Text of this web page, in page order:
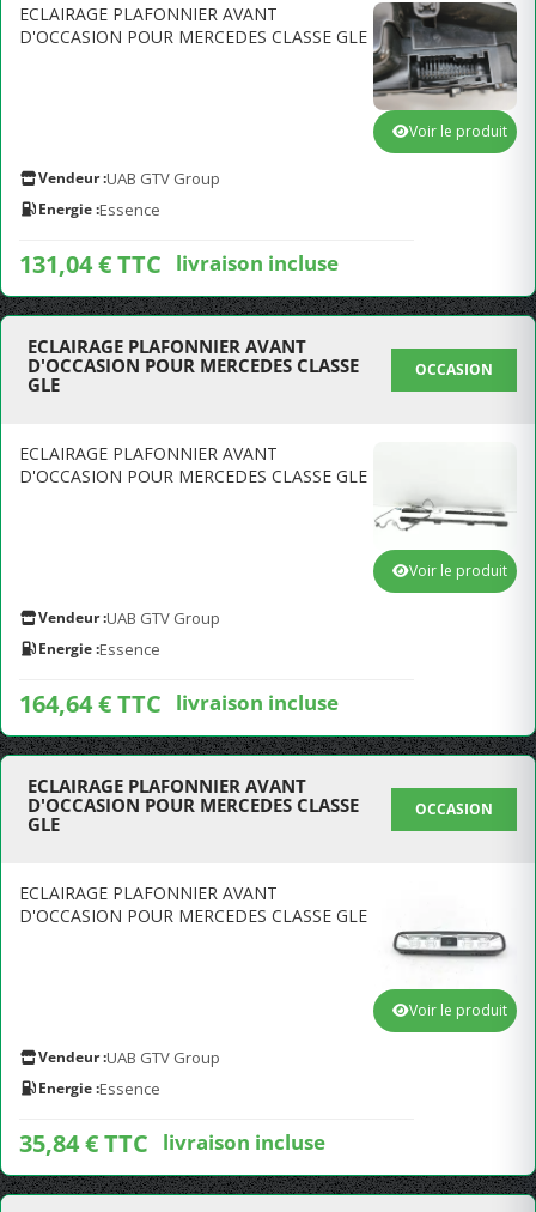
ECLAIRAGE PLAFONNIER AVANT
D'OCCASION POUR MERCEDES CLASSE GLE
Vendeur :UAB GTV Group
Energie :Essence
131,04 € TTC livraison incluse
Voir le produit
ECLAIRAGE PLAFONNIER AVANT
D'OCCASION POUR MERCEDES CLASSE
GLE
OCCASION
ECLAIRAGE PLAFONNIER AVANT
D'OCCASION POUR MERCEDES CLASSE GLE
Vendeur :UAB GTV Group
Energie :Essence
164,64 € TTC livraison incluse
Voir le produit
ECLAIRAGE PLAFONNIER AVANT
D'OCCASION POUR MERCEDES CLASSE
GLE
OCCASION
ECLAIRAGE PLAFONNIER AVANT
D'OCCASION POUR MERCEDES CLASSE GLE
Vendeur :UAB GTV Group
Energie :Essence
35,84 € TTC livraison incluse
Voir le produit